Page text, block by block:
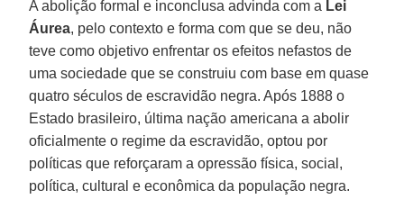
A abolição formal e inconclusa advinda com a Lei
Áurea, pelo contexto e forma com que se deu, não
teve como objetivo enfrentar os efeitos nefastos de
uma sociedade que se construiu com base em quase
quatro séculos de escravidão negra. Após 1888 o
Estado brasileiro, última nação americana a abolir
oficialmente o regime da escravidão, optou por
políticas que reforçaram a opressão física, social,
política, cultural e econômica da população negra.